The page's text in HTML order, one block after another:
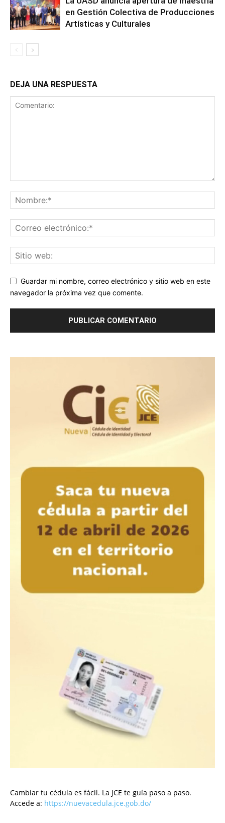
en Gestión Colectiva de Producciones
Artísticas y Culturales
DEJA UNA RESPUESTA
Guardar mi nombre, correo electrónico y sitio web en este
navegador la próxima vez que comente.
Cambiar tu cédula es fácil. La JCE te guía paso a paso.
Accede a: https://nuevacedula.jce.gob.do/